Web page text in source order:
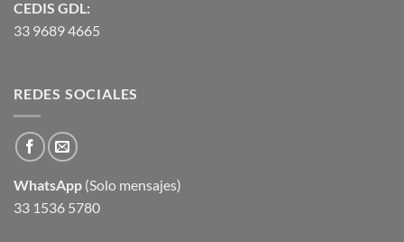
CEDIS GDL:
33 9689 4665
REDES SOCIALES
WhatsApp (Solo mensajes)
33 1536 5780